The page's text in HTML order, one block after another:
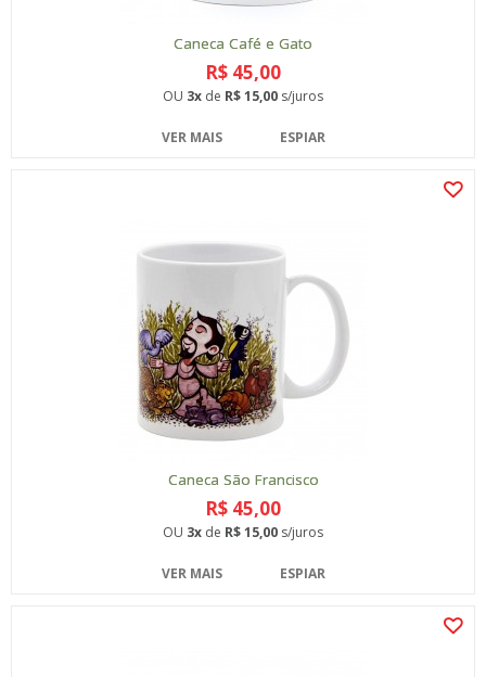
Caneca Café e Gato
R$ 45,00
OU 3x de R$ 15,00 s/juros
VER MAIS ESPIAR
Caneca São Francisco
R$ 45,00
OU 3x de R$ 15,00 s/juros
VER MAIS ESPIAR